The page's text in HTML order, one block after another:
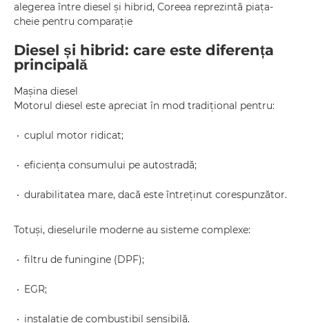
alegerea între diesel și hibrid, Coreea reprezintă piața-
cheie pentru comparație
Diesel și hibrid: care este diferența
principală
Mașina diesel
Motorul diesel este apreciat în mod tradițional pentru:
cuplul motor ridicat;
eficiența consumului pe autostradă;
durabilitatea mare, dacă este întreținut corespunzător.
Totuși, dieselurile moderne au sisteme complexe:
filtru de funingine (DPF);
EGR;
instalație de combustibil sensibilă.